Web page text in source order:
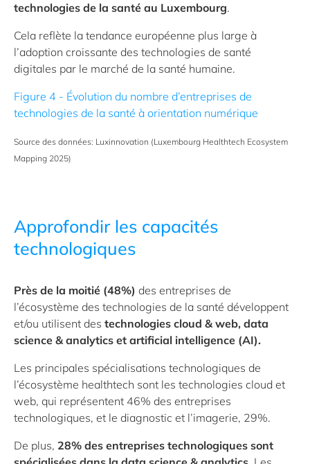
technologies de la santé au Luxembourg.
Cela reflète la tendance européenne plus large à
l’adoption croissante des technologies de santé
digitales par le marché de la santé humaine.
Figure 4 - Évolution du nombre d’entreprises de
technologies de la santé à orientation numérique
Source des données: Luxinnovation (Luxembourg Healthtech Ecosystem
Mapping 2025)
Approfondir les capacités
technologiques
Près de la moitié (48%) des entreprises de
l’écosystème des technologies de la santé développent
et/ou utilisent des technologies cloud & web, data
science & analytics et artificial intelligence (AI).
Les principales spécialisations technologiques de
l’écosystème healthtech sont les technologies cloud et
web, qui représentent 46% des entreprises
technologiques, et le diagnostic et l’imagerie, 29%.
De plus, 28% des entreprises technologiques sont